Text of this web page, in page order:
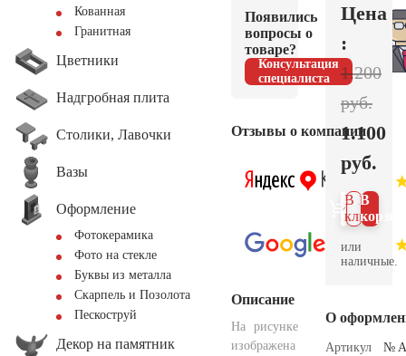
Кованная
Гранитная
Цветники
Надгробная плита
Столики, Лавочки
Вазы
Оформление
Фотокерамика
Фото на стекле
Буквы из металла
Скарпель и Позолота
Пескоструй
Декор на памятник
Появились
вопросы о
товаре?
Консультация
специалиста
Отзывы о компании
Описание
На рисунке
изображена
Цена
:
1.200
руб.
1.100
руб.
В
В 1
клик
или
наличные.
О
Артикул
№